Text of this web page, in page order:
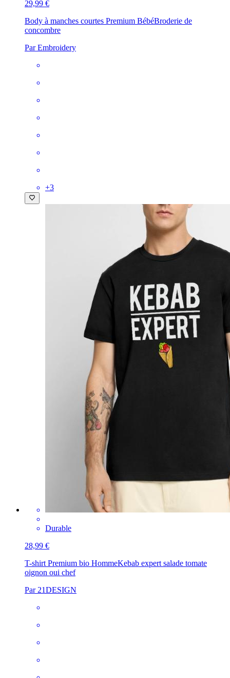
29,99 €
Body à manches courtes Premium BébéBroderie de
concombre
Par Embroidery
+3
Durable
28,99 €
T-shirt Premium bio HommeKebab expert salade tomate
oignon oui chef
Par 21DESIGN